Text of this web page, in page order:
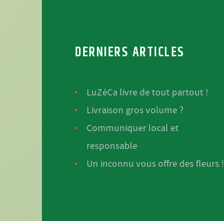
DERNIERS ARTICLES
LuZéCa livre de tout partout !
Livraison gros volume ?
Communiquer local et
responsable
Un inconnu vous offre des fleurs !